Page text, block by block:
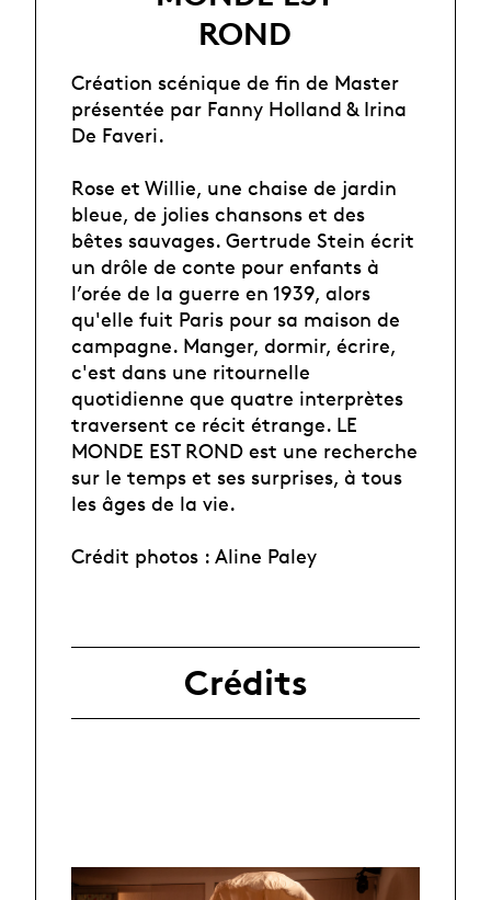
ROND
Création scénique de fin de Master
présentée par Fanny Holland & Irina
De Faveri.
Rose et Willie, une chaise de jardin
bleue, de jolies chansons et des
bêtes sauvages. Gertrude Stein écrit
un drôle de conte pour enfants à
l’orée de la guerre en 1939, alors
qu'elle fuit Paris pour sa maison de
campagne. Manger, dormir, écrire,
c'est dans une ritournelle
quotidienne que quatre interprètes
traversent ce récit étrange. LE
MONDE EST ROND est une recherche
sur le temps et ses surprises, à tous
les âges de la vie.
Crédit photos : Aline Paley
Crédits